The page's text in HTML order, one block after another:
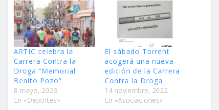
ARTIC celebra la
Carrera Contra la
Droga “Memorial
Benito Pozo”
8 mayo, 2023
En «Deportes»
El sábado Torrent
acogerá una nueva
edición de la Carrera
Contra la Droga
14 noviembre, 2022
En «Asociaciones»